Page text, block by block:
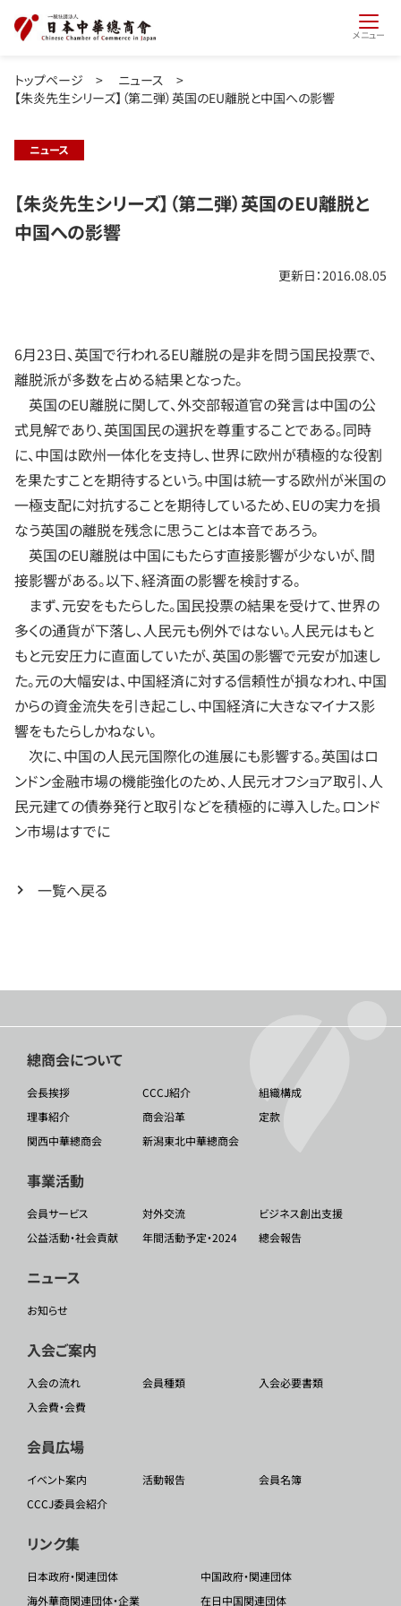
メニュー
トップページ > ニュース >
【朱炎先生シリーズ】（第二弾）英国のEU離脱と中国への影響
ニュース
【朱炎先生シリーズ】（第二弾）英国のEU離脱と
中国への影響
更新日：2016.08.05
6月23日、英国で行われるEU離脱の是非を問う国民投票で、
離脱派が多数を占める結果となった。
英国のEU離脱に関して、外交部報道官の発言は中国の公
式見解であり、英国国民の選択を尊重することである。同時
に、中国は欧州一体化を支持し、世界に欧州が積極的な役割
を果たすことを期待するという。中国は統一する欧州が米国の
一極支配に対抗することを期待しているため、EUの実力を損
なう英国の離脱を残念に思うことは本音であろう。
英国のEU離脱は中国にもたらす直接影響が少ないが、間
接影響がある。以下、経済面の影響を検討する。
まず、元安をもたらした。国民投票の結果を受けて、世界の
多くの通貨が下落し、人民元も例外ではない。人民元はもと
もと元安圧力に直面していたが、英国の影響で元安が加速し
た。元の大幅安は、中国経済に対する信頼性が損なわれ、中国
からの資金流失を引き起こし、中国経済に大きなマイナス影
響をもたらしかねない。
次に、中国の人民元国際化の進展にも影響する。英国はロ
ンドン金融市場の機能強化のため、人民元オフショア取引、人
民元建ての債券発行と取引などを積極的に導入した。ロンド
ン市場はすでに
一覧へ戻る
總商会について
会長挨拶 CCCJ紹介
組織構成
理事紹介
商会沿革
定款
関西中華總商会
新潟東北中華總商会
事業活動
会員サービス 対外交流
ビジネス創出支援
公益活動・社会貢献
年間活動予定・2024 總会報告
ニュース
お知らせ
入会ご案内
入会の流れ 会員種類
入会必要書類
入会費・会費
会員広場
イベント案内 活動報告
会員名簿
CCCJ委員会紹介
リンク集
日本政府・関連団体
中国政府・関連団体
海外華商関連団体・企業
在日中国関連団体